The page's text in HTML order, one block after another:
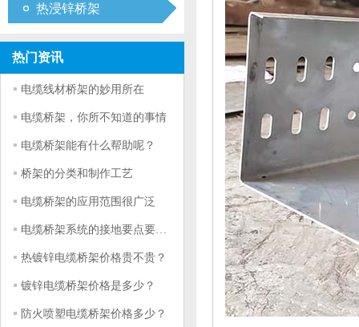
热浸锌桥架
热门资讯
电缆线材桥架的妙用所在
电缆桥架，你所不知道的事情
电缆桥架能有什么帮助呢？
桥架的分类和制作工艺
电缆桥架的应用范围很广泛
电缆桥架系统的接地要点要符合什么条件
热镀锌电缆桥架价格贵不贵？
镀锌电缆桥架价格是多少？
防火喷塑电缆桥架价格多少？